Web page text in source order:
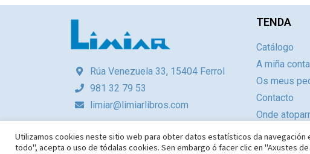
Rúa Venezuela 33, 15404 Ferrol
981 32 79 53
limiar@limiarlibros.com
TENDA
Catálogo
A miña conta
Os meus
Contacto
Onde
Utilizamos cookies neste sitio web para obter datos estatísticos da navegación
todo", acepta o uso de tódalas cookies. Sen embargo ó facer clic en "Axustes